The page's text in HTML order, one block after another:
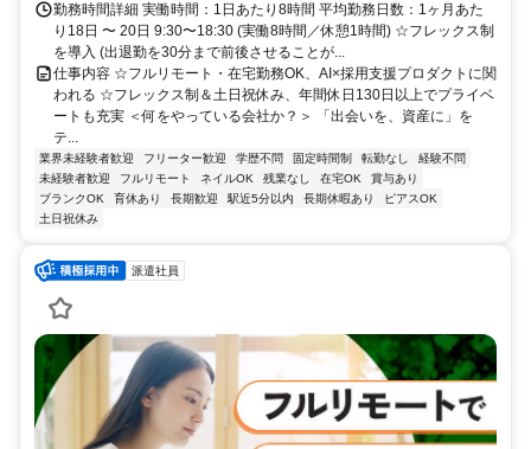
勤務時間詳細 実働時間：1日あたり8時間 平均勤務日数：1ヶ月あた
り18日 〜 20日 9:30〜18:30 (実働8時間／休憩1時間) ☆フレックス制
を導入 (出退勤を30分まで前後させることが...
仕事内容 ☆フルリモート・在宅勤務OK、AI×採用支援プロダクトに関
われる ☆フレックス制＆土日祝休み、年間休日130日以上でプライベ
ートも充実 ＜何をやっている会社か？＞ 「出会いを、資産に」を
テ...
業界未経験者歓迎 フリーター歓迎 学歴不問 固定時間制 転勤なし
経験不問
未経験者歓迎
フルリモート ネイルOK 残業なし 在宅OK
賞与あり
ブランクOK
育休あり 長期歓迎 駅近5分以内 長期休暇あり
ピアスOK
土日祝休み
派遣社員